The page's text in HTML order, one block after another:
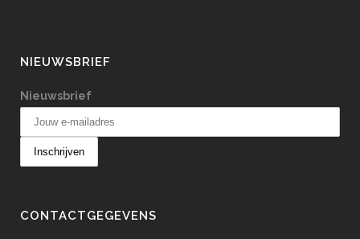
NIEUWSBRIEF
Nieuwsbrief
CONTACTGEGEVENS